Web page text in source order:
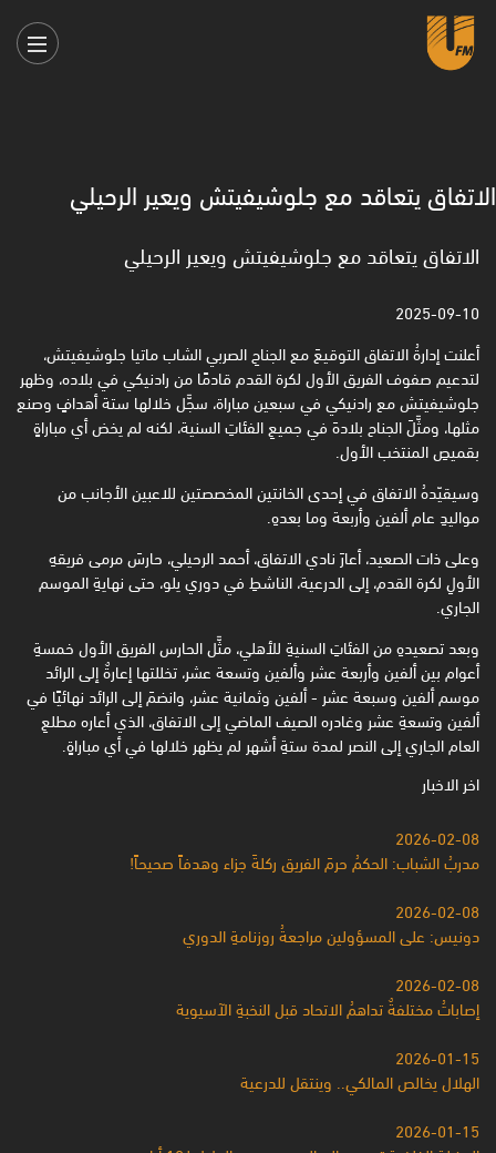
الاتفاق يتعاقد مع جلوشيفيتش ويعير الرحيلي
الاتفاق يتعاقد مع جلوشيفيتش ويعير الرحيلي
2025-09-10
أعلنت إدارةُ الاتفاق التوقيعَ مع الجناحِ الصربي الشاب ماتيا جلوشيفيتش،
لتدعيم صفوف الفريق الأول لكرة القدم قادمًا من رادنيكي في بلاده، وظهر
جلوشيفيتش مع رادنيكي في سبعين مباراة، سجَّل خلالها ستة أهدافٍ وصنع
مثلها، ومثَّلَ الجناح بلادهَ في جميعِ الفئاتِ السنية، لكنه لم يخض أي مباراةٍ
بقميصِ المنتخب الأول.
وسيقيّدهُ الاتفاق في إحدى الخانتين المخصصتين للاعبين الأجانب من
مواليدِ عام ألفين وأربعة وما بعدهِ.
وعلى ذات الصعيد، أعارَ نادي الاتفاق، أحمد الرحيلي، حارسَ مرمى فريقهِ
الأولِ لكرة القدم، إلى الدرعية، الناشطِ في دوري يلو، حتى نهايةِ الموسم
الجاري.
وبعد تصعيدهِ من الفئاتِ السنيةِ للأهلي، مثَّل الحارس الفريق الأول خمسةِ
أعوام بين ألفين وأربعة عشر وألفين وتسعة عشر، تخللتها إعارةٌ إلى الرائد
موسم ألفين وسبعة عشر - ألفين وثمانية عشر، وانضمَ إلى الرائد نهائيًا في
ألفين وتسعةِ عشر وغادره الصيف الماضي إلى الاتفاق، الذي أعاره مطلعِ
العام الجاري إلى النصر لمدة ستةِ أشهر لم يظهر خلالها في أي مباراةٍ.
اخر الاخبار
2026-02-08
مدربُ الشباب: الحكمُ حرمَ الفريق ركلةَ جزاء وهدفاً صحيحاً!
2026-02-08
دونيس: على المسؤولين مراجعةُ روزنامةِ الدوري
2026-02-08
إصاباتُ مختلفةٌ تداهمُ الاتحاد قبل النخبةِ الآسيوية
2026-01-15
الهلال يخالص المالكي.. وينتقل للدرعية
2026-01-15